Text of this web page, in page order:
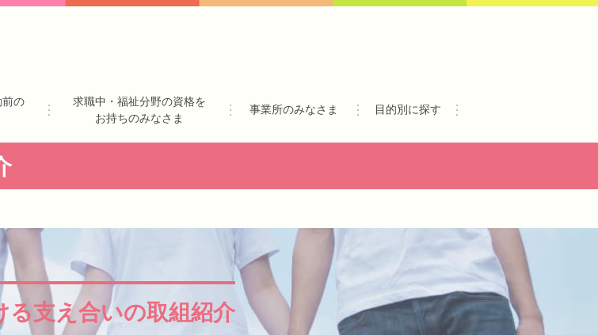
前の
求職中・福祉分野の資格を
お持ちのみなさま
事業所のみなさま 目的別に探す
る支え合いの取組紹介